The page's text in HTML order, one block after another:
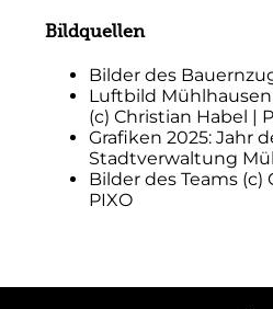
Bildquellen
Bilder des
Luftbild
(c) Christian Habel |
Grafiken 2025: Jahr
Stadtverwaltung
Bilder des Teams (c)
PIXO